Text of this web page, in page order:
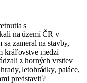
s
na území ČR v
zameral na stavby,
kráľovstve medzi
z horných vrstiev
letohrádky, paláce,
predstaviť?